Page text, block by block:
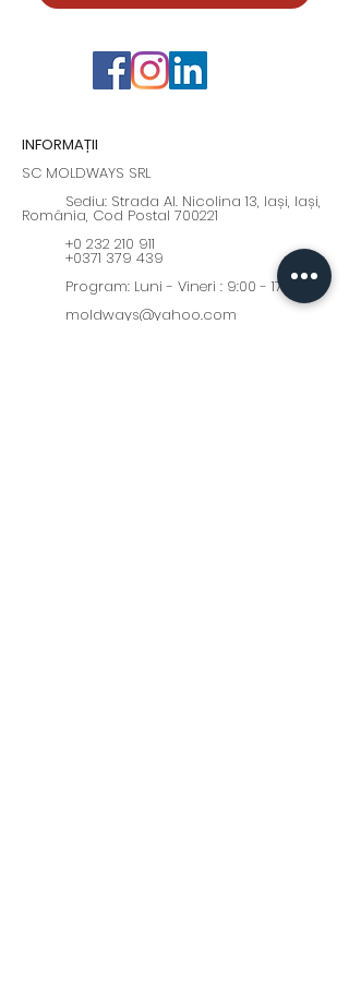
INFORMAȚII
SC MOLDWAYS SRL
Sediu: Strada Al. Nicolina 13, Iași, Iași,
România, Cod Postal 700221
+0 232 210 911
+0371 379 439
Program: Luni - Vineri : 9:00 - 17:00
moldways@yahoo.com